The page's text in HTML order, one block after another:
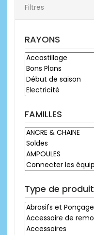
Filtres
RAYONS
FAMILLES
Type de produit